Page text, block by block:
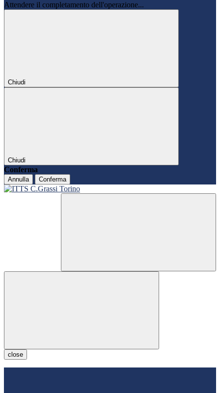
Attendere il completamento dell'operazione...
Chiudi
Chiudi
Conferma
Annulla Conferma
close